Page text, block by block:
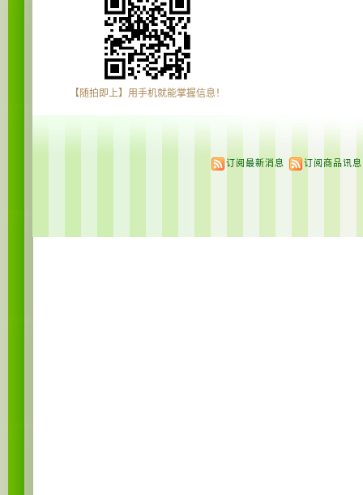
【随拍即上】用手机就能掌握信息！
订阅最新消息 订阅商品讯息